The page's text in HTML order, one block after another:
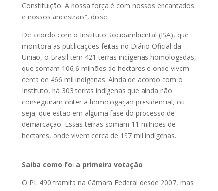
Constituição. A nossa força é com nossos encantados
e nossos ancestrais”, disse.
De acordo com o Instituto Socioambiental (ISA), que
monitora as publicações feitas no Diário Oficial da
União, o Brasil tem 421 terras indígenas homologadas,
que somam 106,6 milhões de hectares e onde vivem
cerca de 466 mil indígenas. Ainda de acordo com o
Instituto, há 303 terras indígenas que ainda não
conseguiram obter a homologação presidencial, ou
seja, que estão em alguma fase do processo de
demarcação. Essas terras somam 11 milhões de
hectares, onde vivem cerca de 197 mil indígenas.
Saiba como foi a primeira votação
O PL 490 tramita na Câmara Federal desde 2007, mas